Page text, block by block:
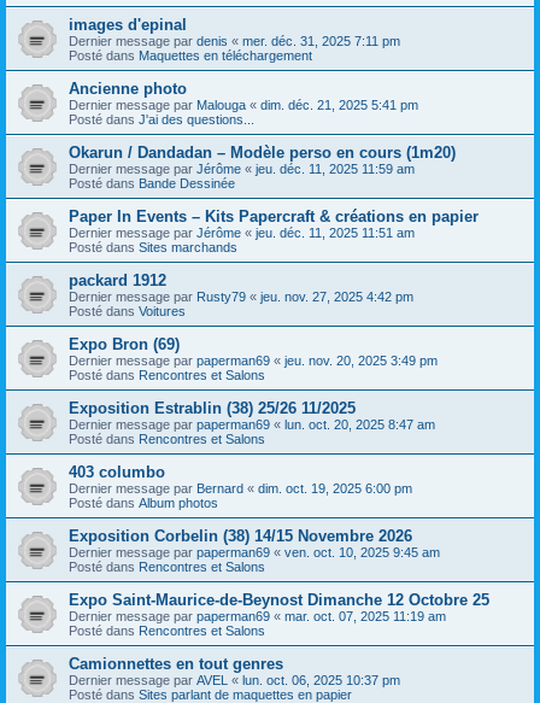
images d'epinal
Dernier message par denis « mer. déc. 31, 2025 7:11 pm
Posté dans Maquettes en téléchargement
Ancienne photo
Dernier message par Malouga « dim. déc. 21, 2025 5:41 pm
Posté dans J'ai des questions...
Okarun / Dandadan – Modèle perso en cours (1m20)
Dernier message par Jérôme « jeu. déc. 11, 2025 11:59 am
Posté dans Bande Dessinée
Paper In Events – Kits Papercraft & créations en papier
Dernier message par Jérôme « jeu. déc. 11, 2025 11:51 am
Posté dans Sites marchands
packard 1912
Dernier message par Rusty79 « jeu. nov. 27, 2025 4:42 pm
Posté dans Voitures
Expo Bron (69)
Dernier message par paperman69 « jeu. nov. 20, 2025 3:49 pm
Posté dans Rencontres et Salons
Exposition Estrablin (38) 25/26 11/2025
Dernier message par paperman69 « lun. oct. 20, 2025 8:47 am
Posté dans Rencontres et Salons
403 columbo
Dernier message par Bernard « dim. oct. 19, 2025 6:00 pm
Posté dans Album photos
Exposition Corbelin (38) 14/15 Novembre 2026
Dernier message par paperman69 « ven. oct. 10, 2025 9:45 am
Posté dans Rencontres et Salons
Expo Saint-Maurice-de-Beynost Dimanche 12 Octobre 25
Dernier message par paperman69 « mar. oct. 07, 2025 11:19 am
Posté dans Rencontres et Salons
Camionnettes en tout genres
Dernier message par AVEL « lun. oct. 06, 2025 10:37 pm
Posté dans Sites parlant de maquettes en papier